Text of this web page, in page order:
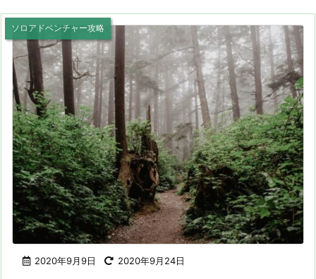
2020年9月9日 2020年9月24日
ソロアドベンチャー攻略